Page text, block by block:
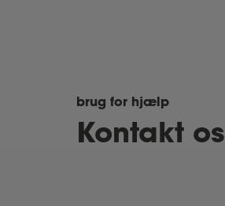
brug for hjælp
Kontakt os